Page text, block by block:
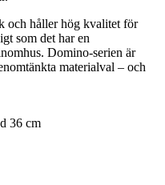
och håller hög kvalitet för
som det har en
Domino-serien är
materialval – och
36 cm